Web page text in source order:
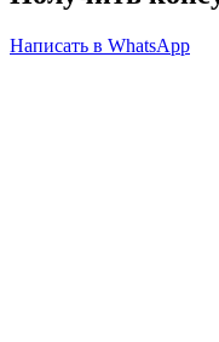
Написать в WhatsApp